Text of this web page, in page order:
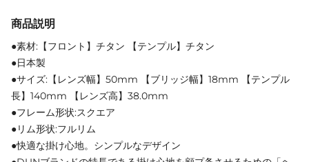
商品説明
●素材:【フロント】チタン 【テンプル】チタン
●日本製
●サイズ:【レンズ幅】50mm 【ブリッジ幅】18mm 【テンプル
長】140mm 【レンズ高】38.0mm
●フレーム形状:スクエア
●リム形状:フルリム
●快適な掛け心地。シンプルなデザイン